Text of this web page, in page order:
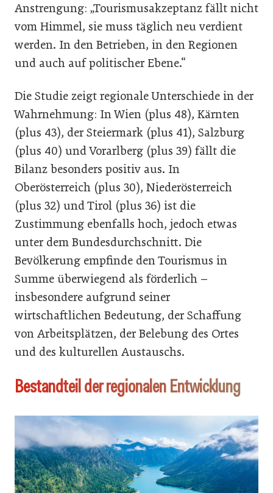
Anstrengung: „Tourismusakzeptanz fällt nicht
vom Himmel, sie muss täglich neu verdient
werden. In den Betrieben, in den Regionen
und auch auf politischer Ebene.“
Die Studie zeigt regionale Unterschiede in der
Wahrnehmung: In Wien (plus 48), Kärnten
(plus 43), der Steiermark (plus 41), Salzburg
(plus 40) und Vorarlberg (plus 39) fällt die
Bilanz besonders positiv aus. In
Oberösterreich (plus 30), Niederösterreich
(plus 32) und Tirol (plus 36) ist die
Zustimmung ebenfalls hoch, jedoch etwas
unter dem Bundesdurchschnitt. Die
Bevölkerung empfinde den Tourismus in
Summe überwiegend als förderlich –
insbesondere aufgrund seiner
wirtschaftlichen Bedeutung, der Schaffung
von Arbeitsplätzen, der Belebung des Ortes
und des kulturellen Austauschs.
Bestandteil der regionalen Entwicklung